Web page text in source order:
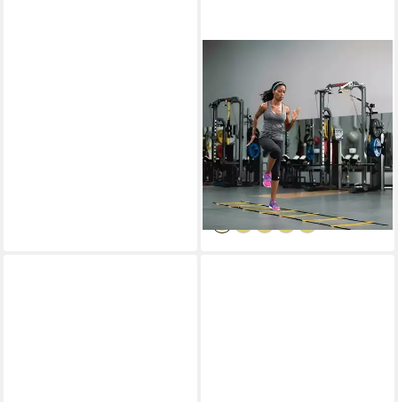
Trainingssystem Agility Leiter
verstellbar – 9 m Koordination
& Schnelligkeit
39,99 € UVP49,99 €
-20%
lieferbar - in 2-3 Werktagen bei dir